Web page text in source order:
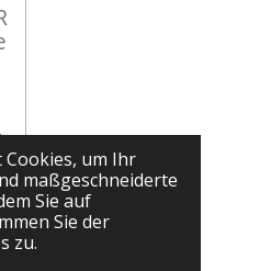
Cookies, um Ihr
maßgeschneiderte
Sie auf
Sie der
zu.